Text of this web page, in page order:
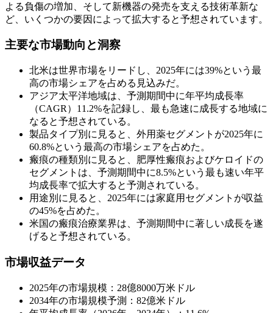
よる負傷の増加、そして新機器の発売を支える技術革新な
ど、いくつかの要因によって拡大すると予想されています。
主要な市場動向と洞察
北米は世界市場をリードし、2025年には39%という最
高の市場シェアを占める見込みだ。
アジア太平洋地域は、予測期間中に年平均成長率
（CAGR）11.2%を記録し、最も急速に成長する地域に
なると予想されている。
製品タイプ別に見ると、外用薬セグメントが2025年に
60.8%という最高の市場シェアを占めた。
瘢痕の種類別に見ると、肥厚性瘢痕およびケロイドの
セグメントは、予測期間中に8.5%という最も速い年平
均成長率で拡大すると予測されている。
用途別に見ると、2025年には家庭用セグメントが収益
の45%を占めた。
米国の瘢痕治療業界は、予測期間中に著しい成長を遂
げると予想されている。
市場収益データ
2025年の市場規模：28億8000万米ドル
2034年の市場規模予測：82億米ドル